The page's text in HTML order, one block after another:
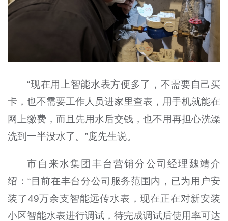
“现在用上智能水表方便多了，不需要自己买
卡，也不需要工作人员进家里查表，用手机就能在
网上缴费，而且先用水后交钱，也不用再担心洗澡
洗到一半没水了。”庞先生说。
市自来水集团丰台营销分公司经理魏靖介
绍：“目前在丰台分公司服务范围内，已为用户安
装了49万余支智能远传水表，现在正在对新安装
小区智能水表进行调试，待完成调试后使用率可达